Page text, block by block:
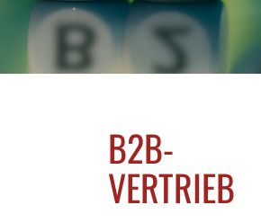
B2B-
VERTRIEB